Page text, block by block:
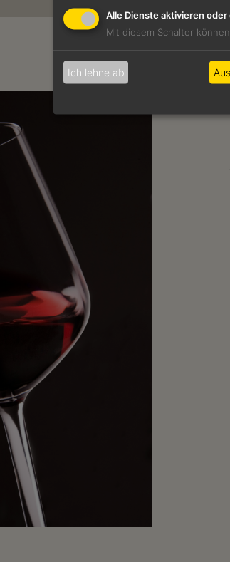
Alle Dienste aktivieren oder
Mit diesem Schalter
Ich lehne ab